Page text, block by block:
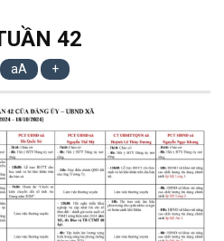
42
aA +